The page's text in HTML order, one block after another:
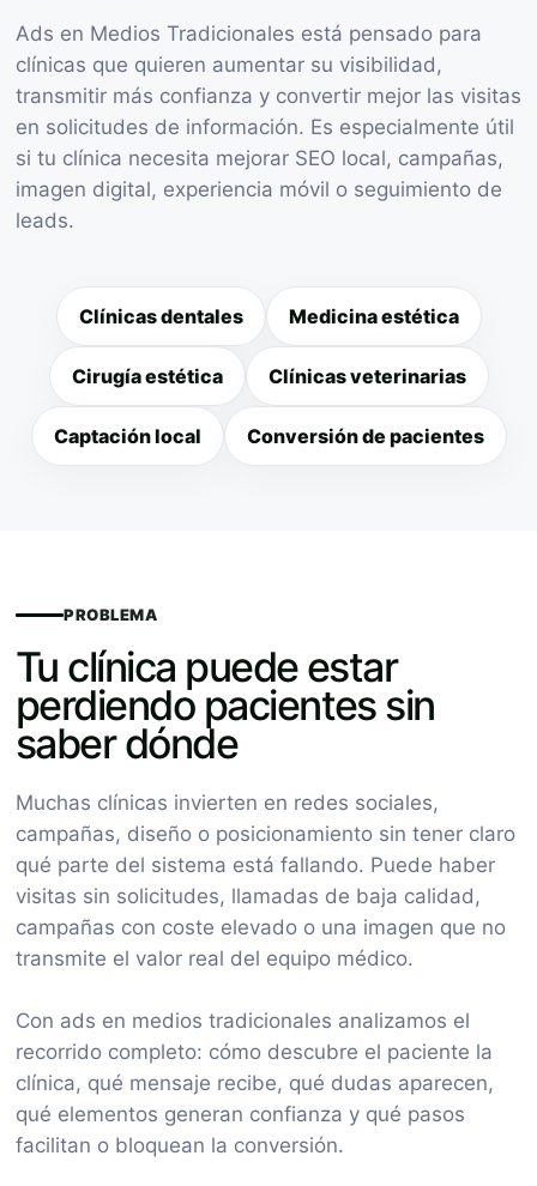
Ads en Medios Tradicionales está pensado para
clínicas que quieren aumentar su visibilidad,
transmitir más confianza y convertir mejor las visitas
en solicitudes de información. Es especialmente útil
si tu clínica necesita mejorar SEO local, campañas,
imagen digital, experiencia móvil o seguimiento de
leads.
Clínicas dentales Medicina estética
Cirugía estética Clínicas veterinarias
Captación local Conversión de pacientes
PROBLEMA
Tu clínica puede estar
perdiendo pacientes sin
saber dónde
Muchas clínicas invierten en redes sociales,
campañas, diseño o posicionamiento sin tener claro
qué parte del sistema está fallando. Puede haber
visitas sin solicitudes, llamadas de baja calidad,
campañas con coste elevado o una imagen que no
transmite el valor real del equipo médico.
Con ads en medios tradicionales analizamos el
recorrido completo: cómo descubre el paciente la
clínica, qué mensaje recibe, qué dudas aparecen,
qué elementos generan confianza y qué pasos
facilitan o bloquean la conversión.